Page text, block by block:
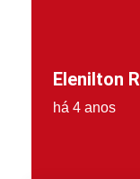
Elenilton
há 4 anos